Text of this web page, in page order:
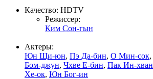
Качество: HDTV
Режиссер:
Ким Сон-гын
Актеры:
Юн Щи-юн, Пэ Да-бин, О Мин-сок,
Бом-джун, Чхве Е-бин, Пак Ин-хван
Хе-ок, Юн Бог-ин